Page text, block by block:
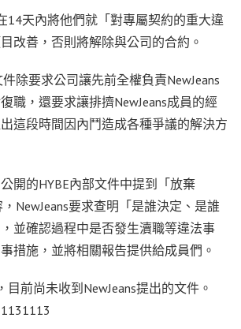
14天內將他們就「對專屬契約的重大違
改善，否則將解除與公司的合約。
件除要求公司讓先前全權負責NewJeans
職，還要求讓排擠NewJeans成員的經
這段時間因內鬥造成各種爭議的解決方
開的HYBE內部文件中提到「放棄
，NewJeans要求查明「是誰決定、是誰
並確認過程中是否發生瀆職等違法事
措施，並將相關報告提供給成員們。
目前尚未收到NewJeans提出的文件。